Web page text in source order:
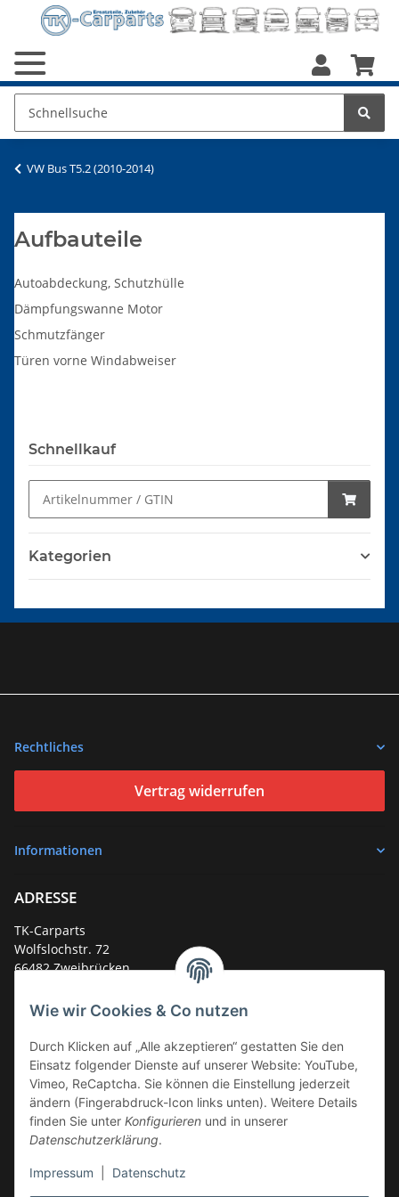
Wie wir Cookies & Co nutzen
Durch Klicken auf „Alle akzeptieren“ gestatten Sie den
Einsatz folgender Dienste auf unserer Website: YouTube,
Vimeo, ReCaptcha. Sie können die Einstellung jederzeit
ändern (Fingerabdruck-Icon links unten). Weitere Details
finden Sie unter Konfigurieren und in unserer
Datenschutzerklärung.
Impressum Datenschutz
VW Bus T5.2 (2010-2014)
Aufbauteile
Autoabdeckung, Schutzhülle
Dämpfungswanne Motor
Schmutzfänger
Türen vorne Windabweiser
Schnellkauf
Kategorien
Rechtliches
Vertrag widerrufen
Informationen
ADRESSE
TK-Carparts
Wolfslochstr. 72
66482 Zweibrücken
Service-Hotline +49 (0)6332 - 48 58 48
E-Mail:mail@tk-carparts.de
Montag-Donnerstag von 13 bis 16 Uhr